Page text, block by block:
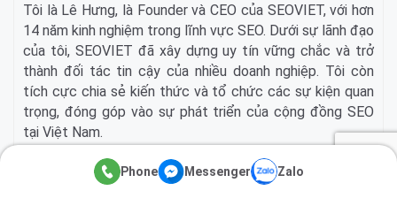
Tôi là Lê Hưng, là Founder và CEO của SEOVIET, với hơn
14 năm kinh nghiệm trong lĩnh vực SEO. Dưới sự lãnh đạo
của tôi, SEOVIET đã xây dựng uy tín vững chắc và trở
thành đối tác tin cậy của nhiều doanh nghiệp. Tôi còn
tích cực chia sẻ kiến thức và tổ chức các sự kiện quan
trọng, đóng góp vào sự phát triển của cộng đồng SEO
tại Việt Nam.
Phone Messenger Zalo